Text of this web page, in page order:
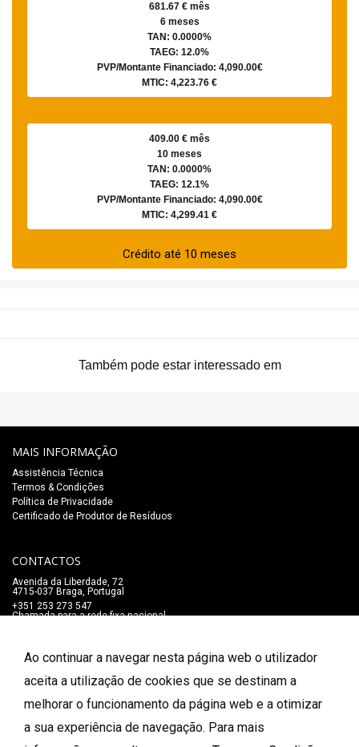
Ao continuar a navegar nesta página web o utilizador
aceita a utilização de cookies que se destinam a
melhorar o funcionamento da página web e a otimizar
a sua experiência de navegação. Para mais
681.67 € mês
6 meses
TAN: 0.0000%
TAEG: 12.0%
PVP/Montante Financiado: 4,090.00€
MTIC: 4,223.76 €
409.00 € mês
10 meses
TAN: 0.0000%
TAEG: 12.1%
PVP/Montante Financiado: 4,090.00€
MTIC: 4,299.41 €
Crédito até 10 meses
Também pode estar interessado em
MAIS INFORMAÇÃO
Assistência Técnica
Termos & Condições
Política de Privacidade
Certificado de Produtor de Resíduos
CONTACTOS
Avenida da Liberdade, 72
4715-037 Braga, Portugal
+351 253 273 547
Chamada para a rede fixa nacional
FORMAS DE PAGAMENTO